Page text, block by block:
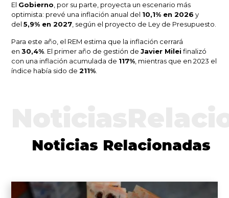
El Gobierno , por su parte, proyecta un escenario más
optimista: prevé una inflación anual del 10,1% en 2026 y
del5,9% en 2027 , según el proyecto de Ley de Presupuesto.
Para este año, el REM estima que la inflación cerrará
en30,4% . El primer año de gestión deJavier Milei finalizó
con una inflación acumulada de 117% , mientras que en 2023 el
índice había sido de211%
Noticias Relacionadas